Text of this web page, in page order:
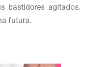
bastidores agitados.
futura.